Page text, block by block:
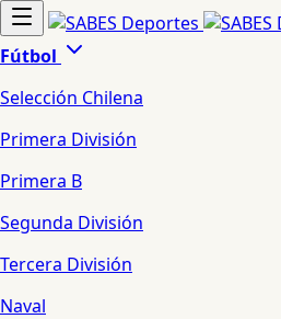
Fútbol
Selección Chilena
Primera División
Primera B
Segunda División
Tercera División
Naval